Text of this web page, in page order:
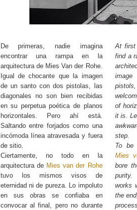
De primeras, nadie imagina
encontrar una rampa en la
arquitectura de Mies Van der Rohe.
Igual de chocante que la imagen
de un santo con dos pistolas, las
diagonales no son bien recibidas
en su perpetua poética de planos
horizontales. Pero ahí está.
Saltando entre forjados como una
incómoda línea atravesada y fuera
de sitio.
Ciertamente, no todo en la
arquitectura de Mies van der Rohe
tuvo los mismos visos de
eternidad ni de pureza. Lo impoluto
en sus obras se confiaba en
convocar al final, pero no durante
At first
find a
of
it is.
step.
To be
Mies
bore
purity.
works
the